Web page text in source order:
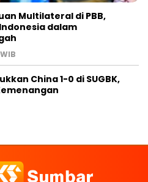
Multilateral di PBB,
dalam
China 1-0 di SUGBK,